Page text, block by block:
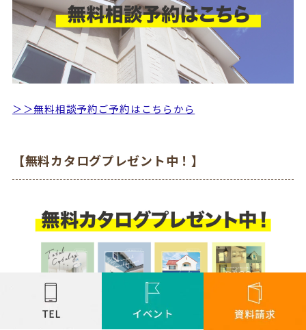
＞＞無料相談予約ご予約はこちらから
【無料カタログプレゼント中！】